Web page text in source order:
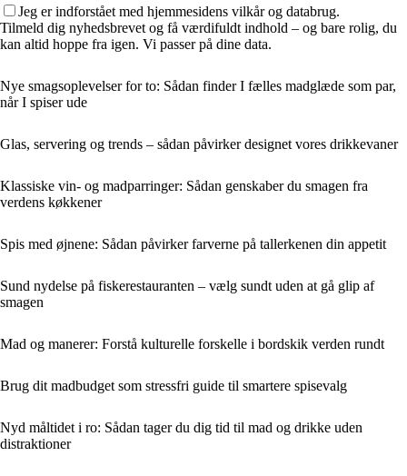
Jeg er indforstået med hjemmesidens vilkår og databrug.
Tilmeld dig nyhedsbrevet og få værdifuldt indhold – og bare rolig, du
kan altid hoppe fra igen. Vi passer på dine data.
Nye smagsoplevelser for to: Sådan finder I fælles madglæde som par,
når I spiser ude
Glas, servering og trends – sådan påvirker designet vores drikkevaner
Klassiske vin- og madparringer: Sådan genskaber du smagen fra
verdens køkkener
Spis med øjnene: Sådan påvirker farverne på tallerkenen din appetit
Sund nydelse på fiskerestauranten – vælg sundt uden at gå glip af
smagen
Mad og manerer: Forstå kulturelle forskelle i bordskik verden rundt
Brug dit madbudget som stressfri guide til smartere spisevalg
Nyd måltidet i ro: Sådan tager du dig tid til mad og drikke uden
distraktioner